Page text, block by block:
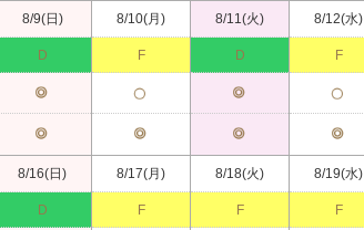
8/9(日)
D
8/10(月)
F
8/11(火)
D
8/12(水)
F
8/16(日)
D
8/17(月)
F
8/18(火)
F
8/19(水)
F